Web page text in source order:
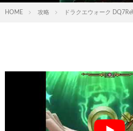
HOME 攻略 ドラクエウォーク